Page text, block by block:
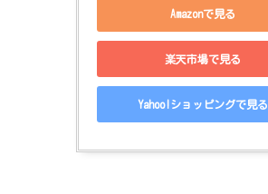
Amazonで見る
楽天市場で見る
Yahoo!ショッピングで見る